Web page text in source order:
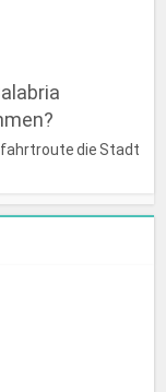
die Stadt